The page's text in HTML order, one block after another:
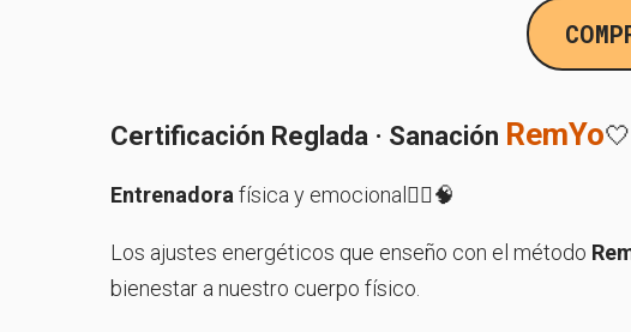
Certificación Reglada · Sanación RemYo🤍
Entrenadora física y emocional🧘‍♀️🧠
Los ajustes energéticos que enseño con el método
bienestar a nuestro cuerpo físico.